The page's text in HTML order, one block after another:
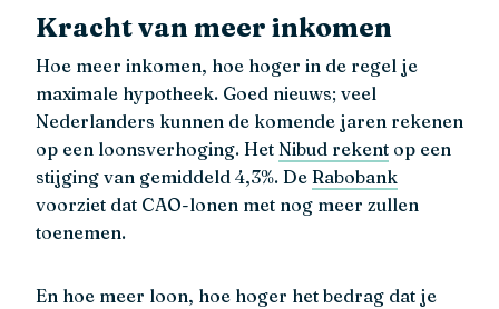
Kracht van meer inkomen
Hoe meer inkomen, hoe hoger in de regel je
maximale hypotheek. Goed nieuws; veel
Nederlanders kunnen de komende jaren rekenen
op een loonsverhoging. Het Nibud rekent op een
stijging van gemiddeld 4,3%. De Rabobank
voorziet dat CAO-lonen met nog meer zullen
toenemen.
En hoe meer loon, hoe hoger het bedrag dat je